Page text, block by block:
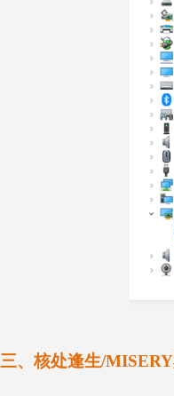
三、核处逢生/